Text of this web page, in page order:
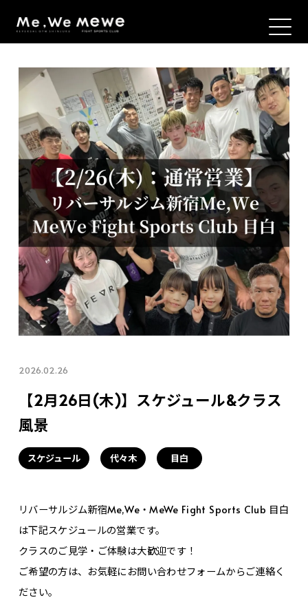
2026.02.26
【2月26日(木)】スケジュール&クラス
風景
スケジュール 代々木 目白
リバーサルジム新宿Me,We・MeWe Fight Sports Club 目白
は下記スケジュールの営業です。
クラスのご見学・ご体験は大歓迎です！
ご希望の方は、お気軽にお問い合わせフォームからご連絡く
ださい。